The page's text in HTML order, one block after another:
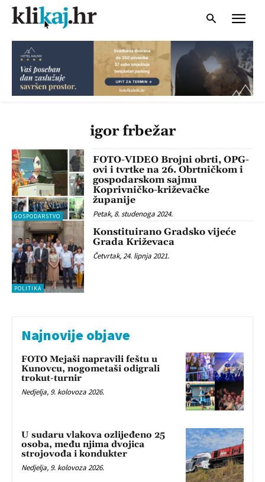
igor frbežar
GOSPODARSTVO
FOTO-VIDEO Brojni obrti, OPG-
ovi i tvrtke na 26. Obrtničkom i
gospodarskom sajmu
Koprivničko-križevačke
županije
Petak, 8. studenoga 2024.
POLITIKA
Konstituirano Gradsko vijeće
Grada Križevaca
Četvrtak, 24. lipnja 2021.
Najnovije objave
FOTO Mejaši napravili feštu u
Kunovcu, nogometaši odigrali
trokut-turnir
Nedjelja, 9. kolovoza 2026.
U sudaru vlakova ozlijeđeno 25
osoba, među njima dvojica
strojovođa i kondukter
Nedjelja, 9. kolovoza 2026.